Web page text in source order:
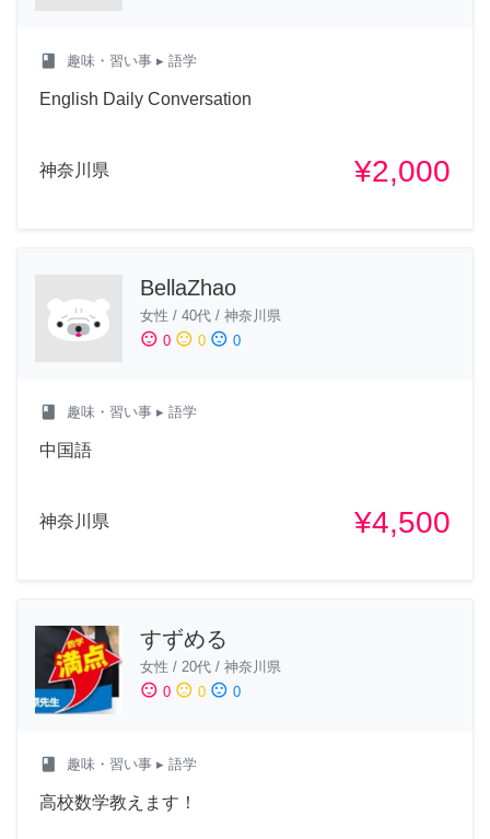
class 趣味・習い事 ▸ 語学
English Daily Conversation
神奈川県 ¥2,000
BellaZhao
女性 / 40代 / 神奈川県
sentiment_satisfied 0 sentiment_neutral 0 sentiment_dissatisfied 0
class 趣味・習い事 ▸ 語学
中国語
神奈川県 ¥4,500
すずめる
女性 / 20代 / 神奈川県
sentiment_satisfied 0 sentiment_neutral 0 sentiment_dissatisfied 0
class 趣味・習い事 ▸ 語学
高校数学教えます！